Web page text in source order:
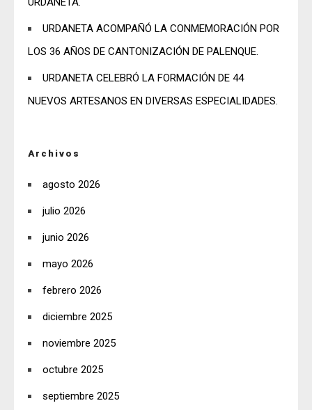
URDANETA ACOMPAÑÓ LA CONMEMORACIÓN POR
LOS 36 AÑOS DE CANTONIZACIÓN DE PALENQUE.
URDANETA CELEBRÓ LA FORMACIÓN DE 44
NUEVOS ARTESANOS EN DIVERSAS ESPECIALIDADES.
Archivos
agosto 2026
julio 2026
junio 2026
mayo 2026
febrero 2026
diciembre 2025
noviembre 2025
octubre 2025
septiembre 2025